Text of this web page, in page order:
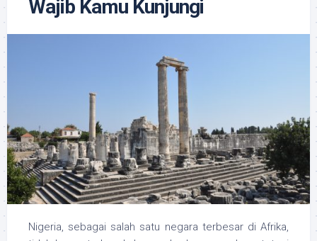
Wajib Kamu Kunjungi
Nigeria, sebagai salah satu negara terbesar di Afrika,